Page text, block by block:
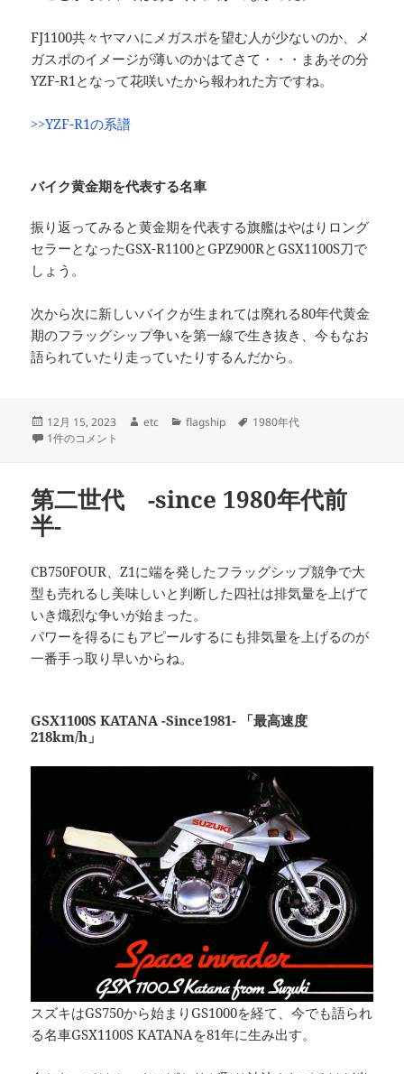
FJ1100共々ヤマハにメガスポを望む人が少ないのか、メ
ガスポのイメージが薄いのかはてさて・・・まあその分
YZF-R1となって花咲いたから報われた方ですね。
>>YZF-R1の系譜
バイク黄金期を代表する名車
振り返ってみると黄金期を代表する旗艦はやはりロング
セラーとなったGSX-R1100とGPZ900RとGSX1100S刀で
しょう。
次から次に新しいバイクが生まれては廃れる80年代黄金
期のフラッグシップ争いを第一線で生き抜き、今もなお
語られていたり走っていたりするんだから。
投
稿
12月 15, 2023
作
etc
カ
flagship
タ
1980年代
第三世代 -since 1980年代後半- への
1件のコメント
第二世代 -since 1980年代前
半-
CB750FOUR、Z1に端を発したフラッグシップ競争で大
型も売れるし美味しいと判断した四社は排気量を上げて
いき熾烈な争いが始まった。
パワーを得るにもアピールするにも排気量を上げるのが
一番手っ取り早いからね。
GSX1100S KATANA -Since1981- 「最高速度
218km/h」
スズキはGS750から始まりGS1000を経て、今でも語られ
る名車GSX1100S KATANAを81年に生み出す。